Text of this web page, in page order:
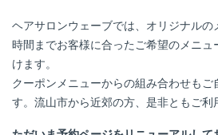
ヘアサロンウェーブでは、オリジナル
時間までお客様に合ったご希望のメニ
けます。
クーポンメニューからの組み合わせもご
す。流山市から近郊の方、是非ともご利